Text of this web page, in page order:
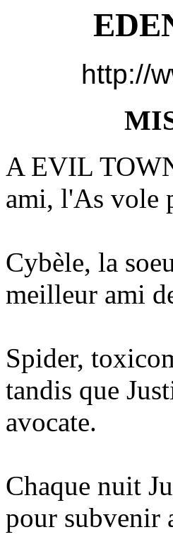
http://
A EVIL
ami, l'As vole
Cybèle, la
meilleur ami
Spider,
tandis que
avocate.
Chaque nuit
pour subvenir